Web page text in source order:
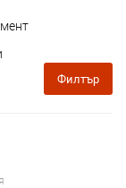
Филтър